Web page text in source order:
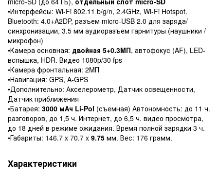
•Интерфейсы: Wi-Fi 802.11 b/g/n, 2.4GHz, Wi-Fi Hotspot.
Bluetooth: 4.0+A2DP, разъем micro-USB 2.0 для заряда/
синхронизации, 3.5 мм аудиоразъем гарнитуры (наушники /
микрофон)
•Камера основная: двойная 5+0.3MП, автофокус (AF), LED-
вспышка, HDR. Видео 1080p/30 fps
•Камера фронтальная: 2MП
•Навигация: GPS, A-GPS
•Дополнительно: Акселерометр, Датчик освещенности,
Датчик приближения
•Батарея: 3000 мАч Li-Pol (съемная) Автономность: до 11 ч.
разговоров, до 1,5 ч. Интернет, до 6,5 ч. видео просмотра,
до 18 дней в режиме ожидания. Время полной зарядки 3 ч.
•Габариты: 146.7 x 70.7 x 9.75 мм. Вес: 176 грамм.
Характеристики